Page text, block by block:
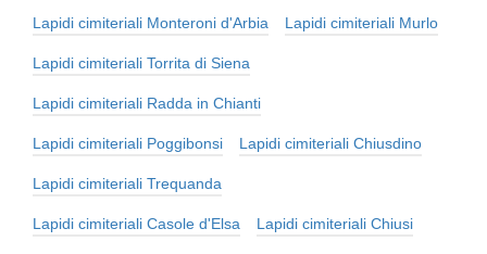
Lapidi cimiteriali Monteroni d'Arbia Lapidi cimiteriali Murlo
Lapidi cimiteriali Torrita di Siena
Lapidi cimiteriali Radda in Chianti
Lapidi cimiteriali Poggibonsi Lapidi cimiteriali Chiusdino
Lapidi cimiteriali Trequanda
Lapidi cimiteriali Casole d'Elsa Lapidi cimiteriali Chiusi